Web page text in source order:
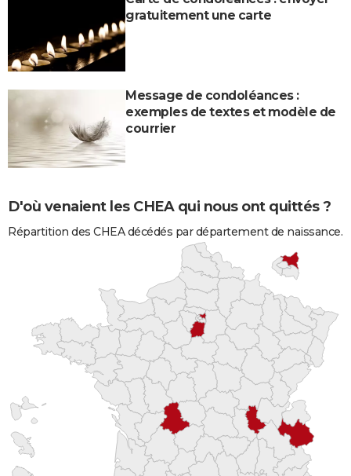
gratuitement une carte
Message de condoléances :
exemples de textes et modèle de
courrier
D'où venaient les CHEA qui nous ont quittés ?
Répartition des CHEA décédés par département de naissance.